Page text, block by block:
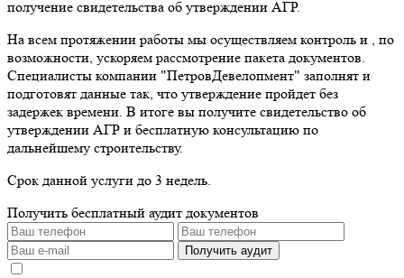
получение свидетельства об утверждении АГР.
На всем протяжении работы мы осуществляем контроль и , по
возможности, ускоряем рассмотрение пакета документов.
Специалисты компании "ПетровДевелопмент" заполнят и
подготовят данные так, что утверждение пройдет без
задержек времени. В итоге вы получите свидетельство об
утверждении АГР и бесплатную консультацию по
дальнейшему строительству.
Срок данной услуги до 3 недель.
Получить бесплатный аудит документов
Получить аудит